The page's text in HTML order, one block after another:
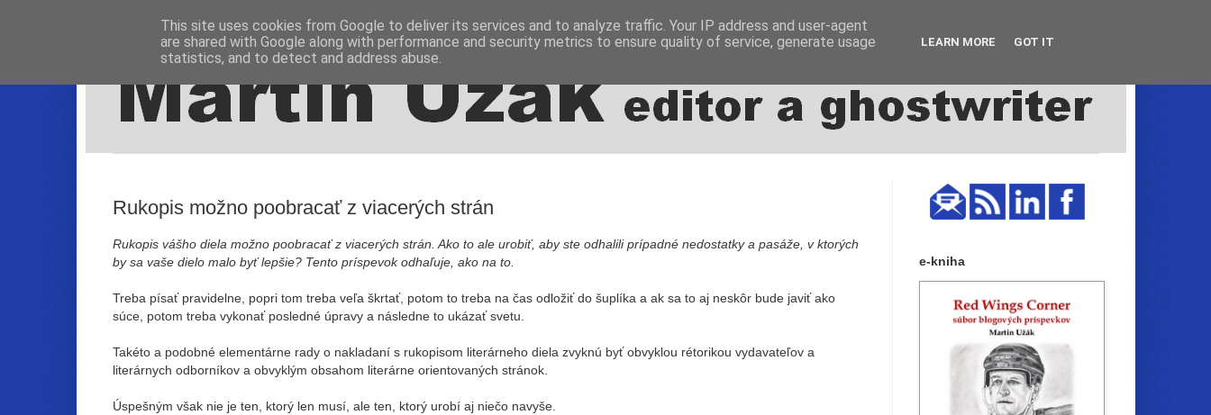
Rukopis možno poobracať z viacerých strán
Rukopis vášho diela možno poobracať z viacerých strán. Ako to ale urobiť, aby ste odhalili prípadné nedostatky a pasáže, v ktorých
by sa vaše dielo malo byť lepšie? Tento príspevok odhaľuje, ako na to.
Treba písať pravidelne, popri tom treba veľa škrtať, potom to treba na čas odložiť do šuplíka a ak sa to aj neskôr bude javiť ako
súce, potom treba vykonať posledné úpravy a následne to ukázať svetu.
Takéto a podobné elementárne rady o nakladaní s rukopisom literárneho diela zvyknú byť obvyklou rétorikou vydavateľov a
literárnych odborníkov a obvyklým obsahom literárne orientovaných stránok.
Úspešným však nie je ten, ktorý len musí, ale ten, ktorý urobí aj niečo navyše.
e-kniha
This site uses cookies from Google to deliver its services and to analyze traffic. Your IP address and user-agent
are shared with Google along with performance and security metrics to ensure quality of service, generate usage
statistics, and to detect and address abuse.
LEARN MORE GOT IT